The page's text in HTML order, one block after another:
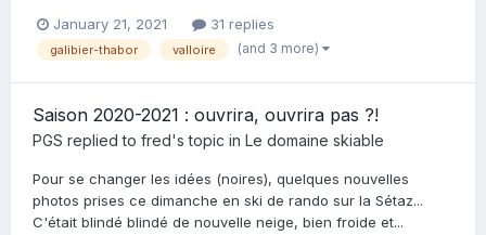
January 21, 2021 31 replies
galibier-thabor valloire (and 3 more)
Saison 2020-2021 : ouvrira, ouvrira pas ?!
PGS replied to fred's topic in Le domaine skiable
Pour se changer les idées (noires), quelques nouvelles
photos prises ce dimanche en ski de rando sur la Sétaz...
C'était blindé blindé de nouvelle neige, bien froide et...